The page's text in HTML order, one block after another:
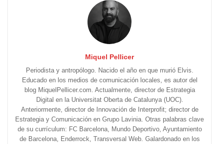
Miquel Pellicer
Periodista y antropólogo. Nacido el año en que murió Elvis.
Educado en los medios de comunicación locales, es autor del
blog MiquelPellicer.com. Actualmente, director de Estrategia
Digital en la Universitat Oberta de Catalunya (UOC).
Anteriormente, director de Innovación de Interprofit; director de
Estrategia y Comunicación en Grupo Lavinia. Otras palabras clave
de su currículum: FC Barcelona, Mundo Deportivo, Ayuntamiento
de Barcelona, Enderrock, Transversal Web. Galardonado en los